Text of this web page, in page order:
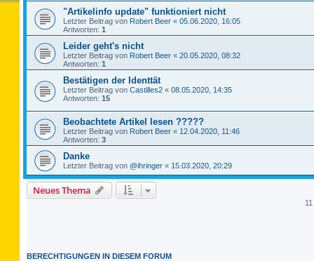
"Artikelinfo update" funktioniert nicht
Letzter Beitrag von Robert Beer « 05.06.2020, 16:05
Antworten: 1
Leider geht's nicht
Letzter Beitrag von Robert Beer « 20.05.2020, 08:32
Antworten: 1
Bestätigen der Identtät
Letzter Beitrag von Castilles2 « 08.05.2020, 14:35
Antworten: 15
Beobachtete Artikel lesen ?????
Letzter Beitrag von Robert Beer « 12.04.2020, 11:46
Antworten: 3
Danke
Letzter Beitrag von @ihringer « 15.03.2020, 20:29
Neues Thema
BERECHTIGUNGEN IN DIESEM FORUM